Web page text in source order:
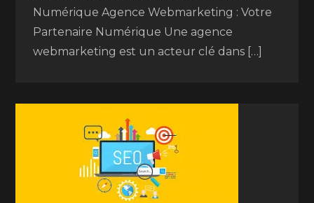
Numérique Agence Webmarketing : Votre
Partenaire Numérique Une agence
webmarketing est un acteur clé dans […]